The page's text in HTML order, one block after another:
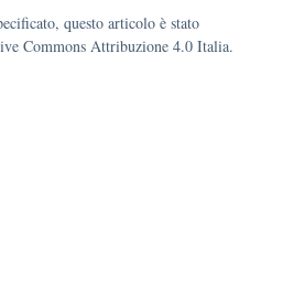
questo articolo è stato
Commons Attribuzione 4.0 Italia.